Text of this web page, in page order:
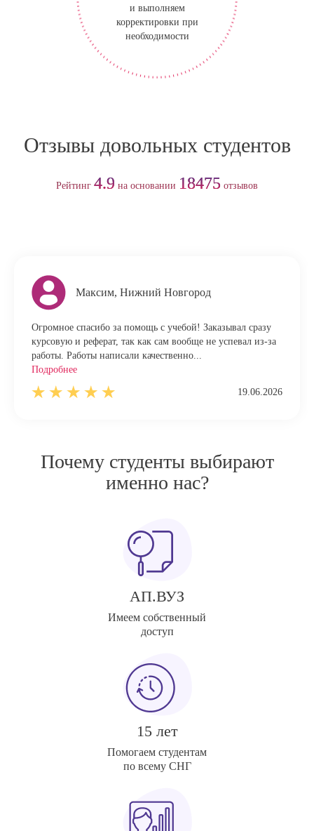
и выполняем
корректировки при
необходимости
Отзывы довольных студентов
Рейтинг 4.9 на основании 18475 отзывов
Максим, Нижний Новгород
Огромное спасибо за помощь с учебой! Заказывал сразу
курсовую и реферат, так как сам вообще не успевал из-за
работы. Работы написали качественно...
Подробнее
19.06.2026
Почему студенты выбирают
именно нас?
АП.ВУЗ
Имеем собственный
доступ
15 лет
Помогаем студентам
по всему СНГ